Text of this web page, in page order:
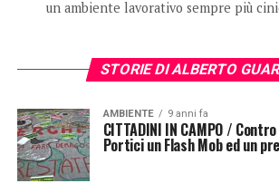
un ambiente lavorativo sempre più
STORIE DI ALBERTO
AMBIENTE 9 anni fa
CITTADINI IN CAMPO /
Portici un Flash Mob ed un